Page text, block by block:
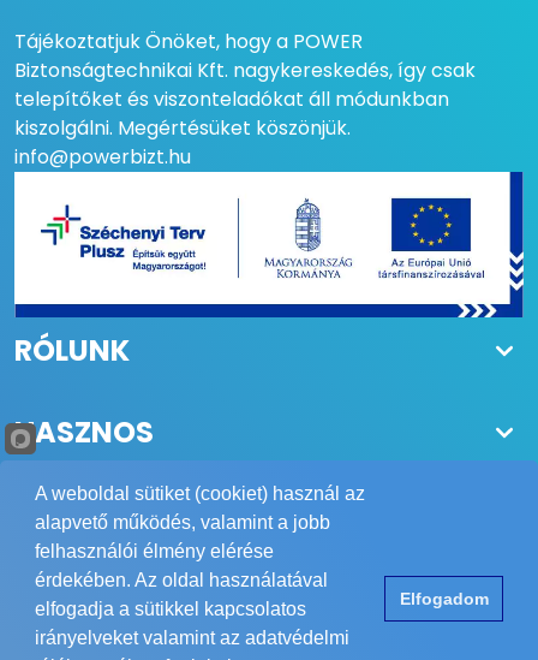
Tájékoztatjuk Önöket, hogy a POWER
Biztonságtechnikai Kft. nagykereskedés, így csak
telepítőket és viszonteladókat áll módunkban
kiszolgálni. Megértésüket köszönjük.
info@powerbizt.hu
RÓLUNK
HASZNOS
Copyright © 1984-2026 POWER Biztonságtechnika Kft.
Minden jog fenntartva.
Elérhetőség
ÁSZF Adatvédelem Impresszum
A weboldal sütiket (cookiet) használ az
alapvető működés, valamint a jobb
felhasználói élmény elérése
érdekében. Az oldal használatával
elfogadja a sütikkel kapcsolatos
irányelveket valamint az adatvédelmi
Elfogadom